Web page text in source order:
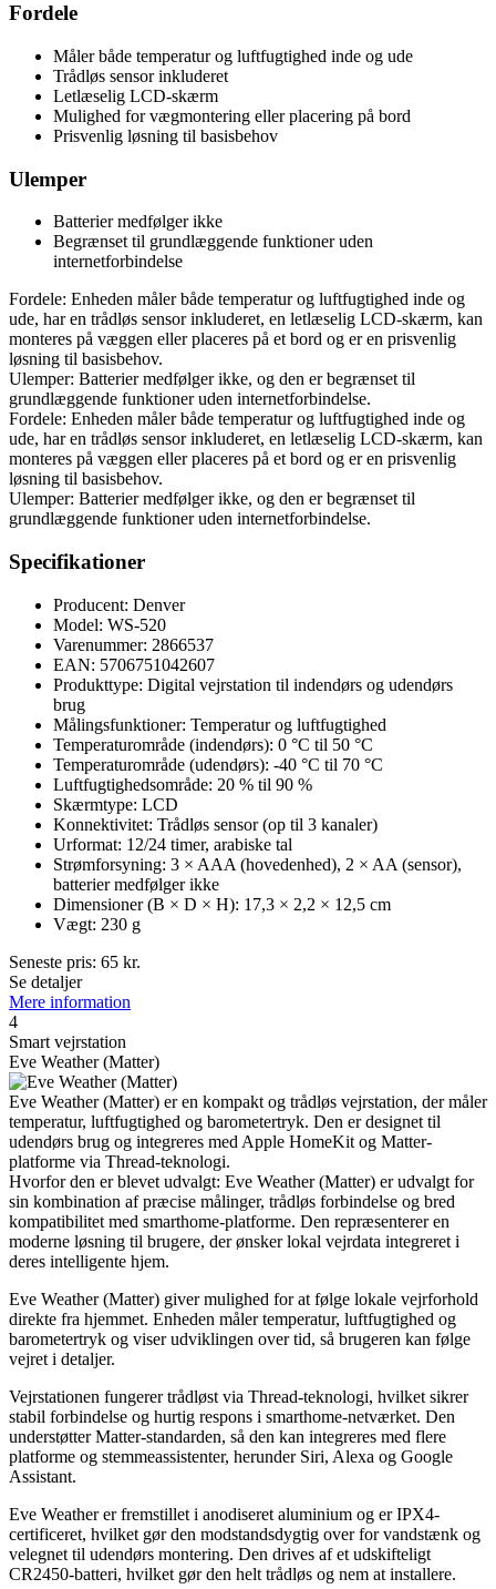
Fordele
Måler både temperatur og luftfugtighed inde og ude
Trådløs sensor inkluderet
Letlæselig LCD-skærm
Mulighed for vægmontering eller placering på bord
Prisvenlig løsning til basisbehov
Ulemper
Batterier medfølger ikke
Begrænset til grundlæggende funktioner uden
internetforbindelse
Fordele: Enheden måler både temperatur og luftfugtighed inde og
ude, har en trådløs sensor inkluderet, en letlæselig LCD-skærm, kan
monteres på væggen eller placeres på et bord og er en prisvenlig
løsning til basisbehov.
Ulemper: Batterier medfølger ikke, og den er begrænset til
grundlæggende funktioner uden internetforbindelse.
Fordele: Enheden måler både temperatur og luftfugtighed inde og
ude, har en trådløs sensor inkluderet, en letlæselig LCD-skærm, kan
monteres på væggen eller placeres på et bord og er en prisvenlig
løsning til basisbehov.
Ulemper: Batterier medfølger ikke, og den er begrænset til
grundlæggende funktioner uden internetforbindelse.
Specifikationer
Producent: Denver
Model: WS-520
Varenummer: 2866537
EAN: 5706751042607
Produkttype: Digital vejrstation til indendørs og udendørs
brug
Målingsfunktioner: Temperatur og luftfugtighed
Temperaturområde (indendørs): 0 °C til 50 °C
Temperaturområde (udendørs): -40 °C til 70 °C
Luftfugtighedsområde: 20 % til 90 %
Skærmtype: LCD
Konnektivitet: Trådløs sensor (op til 3 kanaler)
Urformat: 12/24 timer, arabiske tal
Strømforsyning: 3 × AAA (hovedenhed), 2 × AA (sensor),
batterier medfølger ikke
Dimensioner (B × D × H): 17,3 × 2,2 × 12,5 cm
Vægt: 230 g
Seneste pris: 65 kr.
Se detaljer
Mere information
4
Smart vejrstation
Eve Weather (Matter)
Eve Weather (Matter) er en kompakt og trådløs vejrstation, der måler
temperatur, luftfugtighed og barometertryk. Den er designet til
udendørs brug og integreres med Apple HomeKit og Matter-
platforme via Thread-teknologi.
Hvorfor den er blevet udvalgt: Eve Weather (Matter) er udvalgt for
sin kombination af præcise målinger, trådløs forbindelse og bred
kompatibilitet med smarthome-platforme. Den repræsenterer en
moderne løsning til brugere, der ønsker lokal vejrdata integreret i
deres intelligente hjem.
Eve Weather (Matter) giver mulighed for at følge lokale vejrforhold
direkte fra hjemmet. Enheden måler temperatur, luftfugtighed og
barometertryk og viser udviklingen over tid, så brugeren kan følge
vejret i detaljer.
Vejrstationen fungerer trådløst via Thread-teknologi, hvilket sikrer
stabil forbindelse og hurtig respons i smarthome-netværket. Den
understøtter Matter-standarden, så den kan integreres med flere
platforme og stemmeassistenter, herunder Siri, Alexa og Google
Assistant.
Eve Weather er fremstillet i anodiseret aluminium og er IPX4-
certificeret, hvilket gør den modstandsdygtig over for vandstænk og
velegnet til udendørs montering. Den drives af et udskifteligt
CR2450-batteri, hvilket gør den helt trådløs og nem at installere.